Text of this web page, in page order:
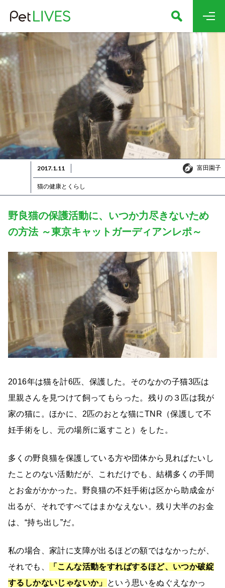
2017.1.11 富田園子
富田園子
猫の健康とくらし
野良猫の保護活動に、いつか力尽きないため
の方法 ～東京キャットガーディアンレポ～
2016年は猫を計6匹、保護した。そのなかの子猫3匹は
里親さんを見つけて飼ってもらった。残りの３匹は我が
家の猫に。ほかに、2匹のおとな猫にTNR（保護して不
妊手術をし、元の場所に返すこと）をした。
多くの野良猫を保護している方や団体から見ればたいし
たことのない活動だが、これだけでも、結構多くの手間
とお金がかかった。野良猫の不妊手術は区から助成金が
出るが、それですべてはまかなえない。残り大半のお金
は、“持ち出し”だ。
私の場合、家計に支障が出るほどの額ではなかったが、
それでも、
「こんな活動をすればするほど、いつか破綻
するしかないじゃないか」
という思いをぬぐえなかっ